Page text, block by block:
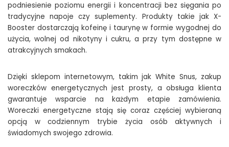
podniesienie poziomu energii i koncentracji bez sięgania po
tradycyjne napoje czy suplementy. Produkty takie jak X-
Booster dostarczają kofeinę i taurynę w formie wygodnej do
użycia, wolnej od nikotyny i cukru, a przy tym dostępne w
atrakcyjnych smakach.
Dzięki sklepom internetowym, takim jak White Snus, zakup
woreczków energetycznych jest prosty, a obsługa klienta
gwarantuje wsparcie na każdym etapie zamówienia.
Woreczki energetyczne stają się coraz częściej wybieraną
opcją w codziennym trybie życia osób aktywnych i
świadomych swojego zdrowia.